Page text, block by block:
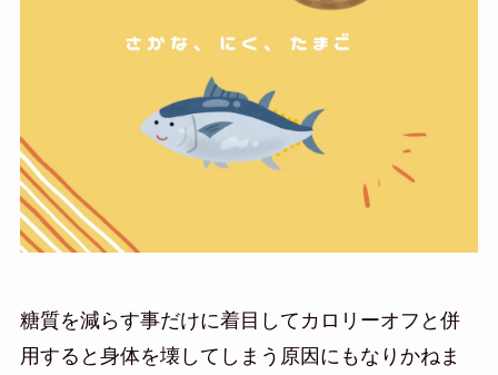
糖質を減らす事だけに着目してカロリーオフと併
用すると身体を壊してしまう原因にもなりかねま